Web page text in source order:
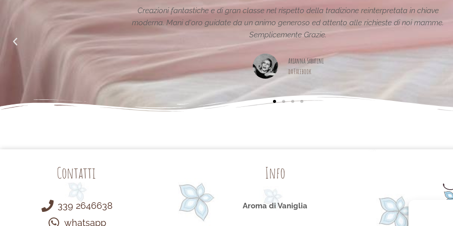
e di gran classe nel rispetto della tradizione reinterpretata in chiave
guidate da un animo generoso ed attento alle richieste di noi mamme.
Semplicemente Grazie.
Arianna Sabatini
Le creazioni sono fantastiche e
pagina,piena di
Maria
Contatti
339 2646638
whatsapp
Info
Aroma di Vaniglia